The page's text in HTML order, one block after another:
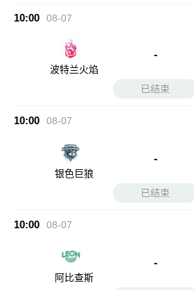
10:00 08-07
波特兰火焰
-
已结束
10:00 08-07
银色巨狼
-
已结束
10:00 08-07
阿比查斯
-